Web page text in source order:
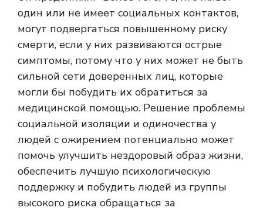
один или не имеет социальных контактов,
могут подвергаться повышенному риску
смерти, если у них развиваются острые
симптомы, потому что у них может не быть
сильной сети доверенных лиц, которые
могли бы побудить их обратиться за
медицинской помощью. Решение проблемы
социальной изоляции и одиночества у
людей с ожирением потенциально может
помочь улучшить нездоровый образ жизни,
обеспечить лучшую психологическую
поддержку и побудить людей из группы
высокого риска обращаться за